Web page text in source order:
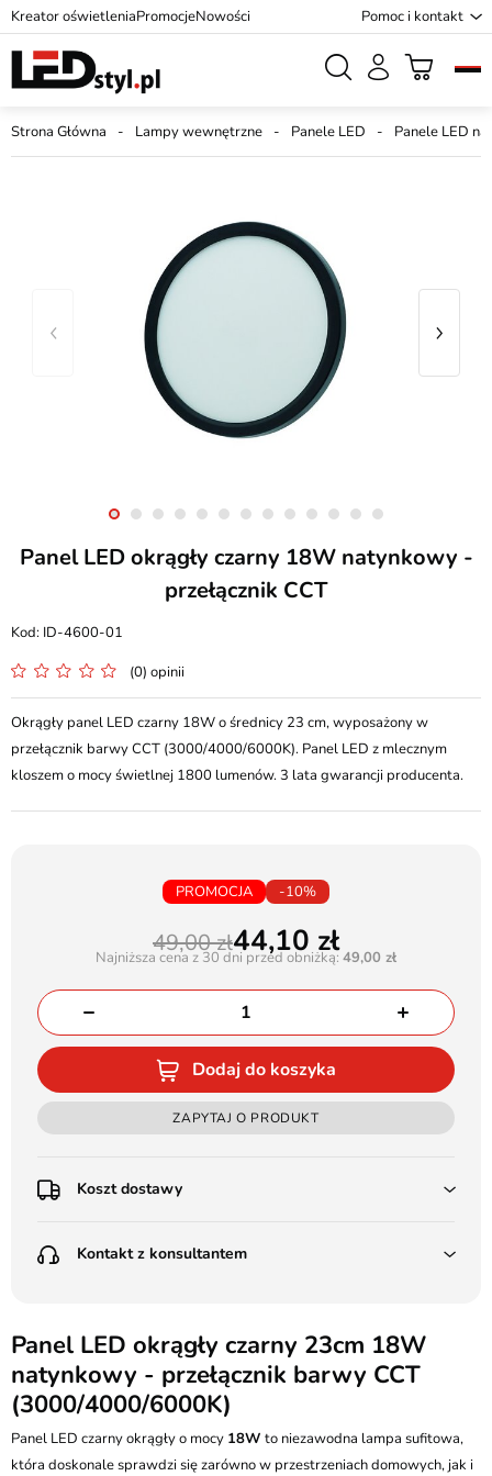
Kreator oświetleniaPromocjeNowości Pomoc i kontakt
Strona Główna Lampy wewnętrzne Panele LED Panele LED
Panel LED okrągły czarny 18W natynkowy -
przełącznik CCT
ID-4600-01
(0) opinii
Okrągły panel LED czarny 18W o średnicy 23 cm, wyposażony w
przełącznik barwy CCT (3000/4000/6000K). Panel LED z mlecznym
kloszem o mocy świetlnej 1800 lumenów. 3 lata gwarancji producenta.
PROMOCJA -10%
44,10
49,00
Najniższa cena z 30 dni przed obniżką: 49,00 zł
Dodaj do koszyka
ZAPYTAJ O PRODUKT
Koszt dostawy
Poczta Polska Kurier 48H - 11 zł
(od 1000 zł dla gabarytów, nie dotyczy produktów 3m)
Pobranie:
Poczta Polska Kurier 48H - 16 zł
Kurier GLS - 20 zł
Przesyłka Gabarytowa - 35 zł
Kontakt z konsultantem
Batalionów Chłopskich 12, 94-058 Łódź
506 336 320
kontakt@ledstyl.pl
Panel LED okrągły czarny 23cm 18W
natynkowy - przełącznik barwy CCT
(3000/4000/6000K)
Panel LED czarny okrągły o mocy 18W to niezawodna lampa sufitowa,
która doskonale sprawdzi się zarówno w przestrzeniach domowych, jak i